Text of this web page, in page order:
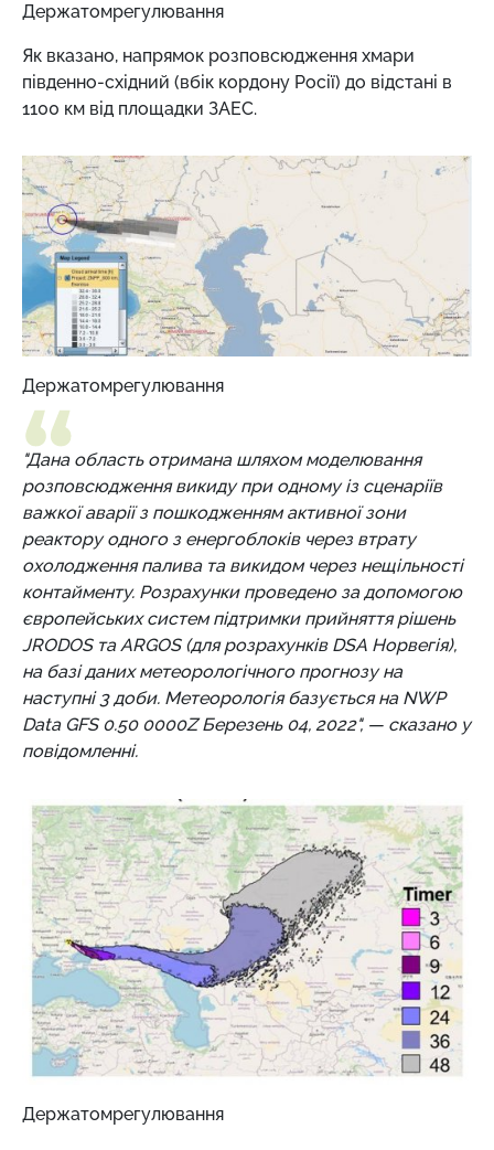
Держатомрегулювання
Як вказано, напрямок розповсюдження хмари
південно-східний (вбік кордону Росії) до відстані в
1100 км від площадки ЗАЕС.
Держатомрегулювання
"Дана область отримана шляхом моделювання
розповсюдження викиду при одному із сценаріїв
важкої аварії з пошкодженням активної зони
реактору одного з енергоблоків через втрату
охолодження палива та викидом через нещільності
контайменту. Розрахунки проведено за допомогою
європейських систем підтримки прийняття рішень
JRODOS та ARGOS (для розрахунків DSA Норвегія),
на базі даних метеорологічного прогнозу на
наступні 3 доби. Метеорологія базується на NWP
Data GFS 0.50 0000Z Березень 04, 2022", — сказано у
повідомленні.
Держатомрегулювання